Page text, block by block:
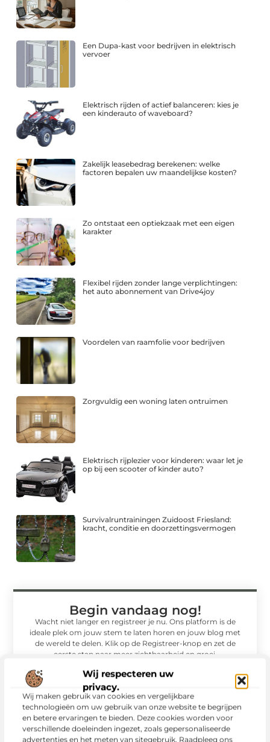
Wij respecteren uw
privacy.
Wij maken gebruik van cookies en vergelijkbare
technologieën om uw gebruik van onze website te begrijpen
en betere ervaringen te bieden. Deze cookies worden voor
verschillende doeleinden ingezet, zoals gepersonaliseerde
advertenties en het meten van sitegebruik. Raadpleeg ons
Een Dupa-kast voor bedrijven in elektrisch
vervoer
Elektrisch rijden of actief balanceren: kies je
een kinderauto of waveboard?
Zakelijk leasebedrag berekenen: welke
factoren bepalen uw maandelijkse kosten?
Zo ontstaat een optiekzaak met een eigen
karakter
Flexibel rijden zonder lange verplichtingen:
het auto abonnement van Drive4joy
Voordelen van raamfolie voor bedrijven
Zorgvuldig een woning laten ontruimen
Elektrisch rijplezier voor kinderen: waar let je
op bij een scooter of kinder auto?
Survivalruntrainingen Zuidoost Friesland:
kracht, conditie en doorzettingsvermogen
Begin vandaag nog!
Wacht niet langer en registreer je nu. Ons platform is de
ideale plek om jouw stem te laten horen en jouw blog met
de wereld te delen. Klik op de Registreer-knop en zet de
eerste stap naar meer zichtbaarheid en groei.
Registreer nu